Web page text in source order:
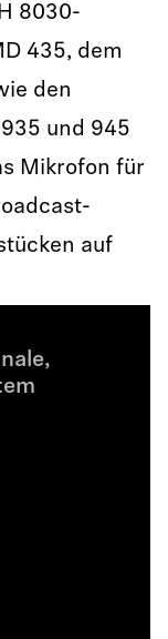
8030-
435, dem
den
und 945
Mikrofon für
auf